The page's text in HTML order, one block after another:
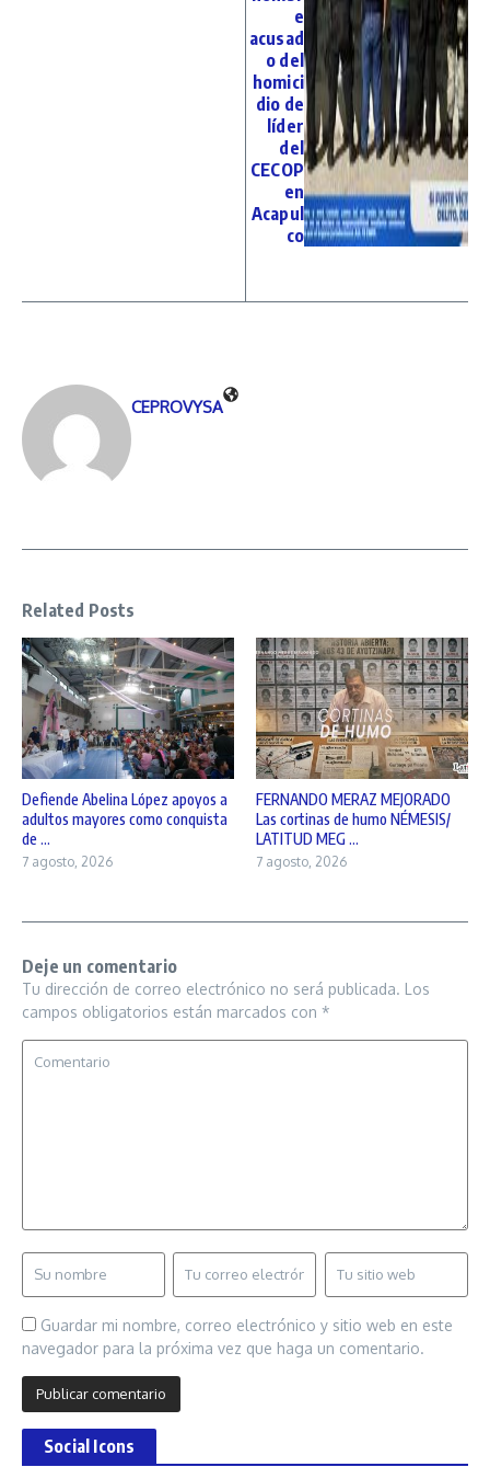
e
acusad
o del
homici
dio de
líder
del
CECOP
en
Acapul
co
CEPROVYSA
Related Posts
Defiende Abelina López apoyos a
adultos mayores como conquista
de ...
7 agosto, 2026
FERNANDO MERAZ MEJORADO
Las cortinas de humo NÉMESIS/
LATITUD MEG ...
7 agosto, 2026
Deje un comentario
Tu dirección de correo electrónico no será publicada. Los
campos obligatorios están marcados con *
Guardar mi nombre, correo electrónico y sitio web en este
navegador para la próxima vez que haga un comentario.
Social Icons